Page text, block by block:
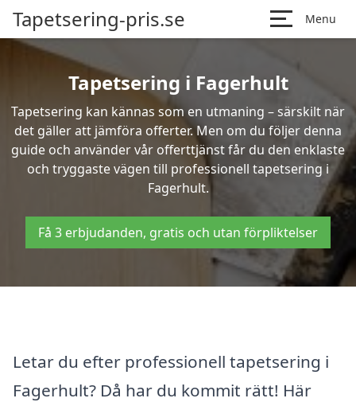
Tapetsering-pris.se Menu
Tapetsering i Fagerhult
Tapetsering kan kännas som en utmaning – särskilt när
det gäller att jämföra offerter. Men om du följer denna
guide och använder vår offerttjänst får du den enklaste
och tryggaste vägen till professionell tapetsering i
Fagerhult.
Få 3 erbjudanden, gratis och utan förpliktelser
Letar du efter professionell tapetsering i
Fagerhult? Då har du kommit rätt! Här